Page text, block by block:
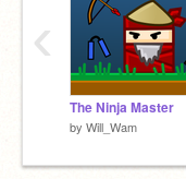
The Ninja Master
by Will_Wam
‹